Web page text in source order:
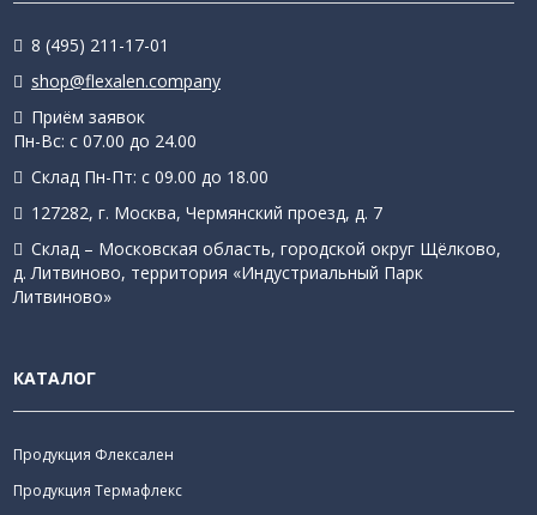
8 (495) 211-17-01
shop@flexalen.company
Приём заявок
Пн-Вс: с 07.00 до 24.00
Склад Пн-Пт: с 09.00 до 18.00
127282, г. Москва, Чермянский проезд, д. 7
Склад – Московская область, городской округ Щёлково,
д. Литвиново, территория «Индустриальный Парк
Литвиново»
КАТАЛОГ
Продукция Флексален
Продукция Термафлекс